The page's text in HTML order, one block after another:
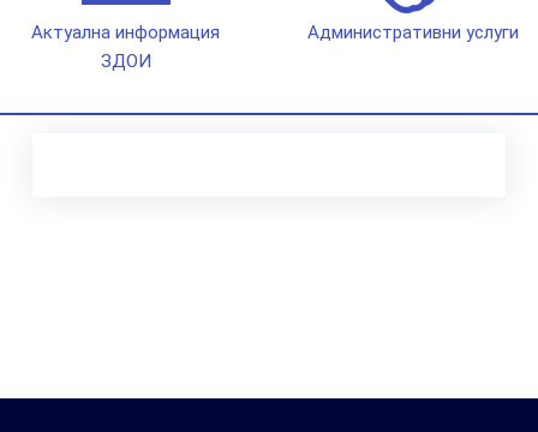
Актуална информация
ЗДОИ
Административни услуги